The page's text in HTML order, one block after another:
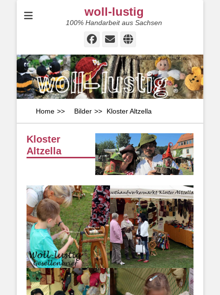
woll-lustig
100% Handarbeit aus Sachsen
Facebook
E-
Website
Home >> Bilder >> Kloster Altzella
Kloster
Altzella